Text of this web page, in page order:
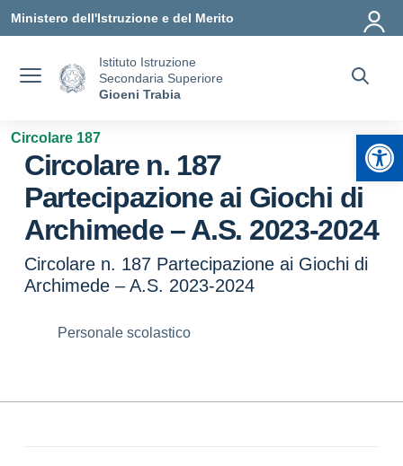
Ministero dell'Istruzione e del Merito
Istituto Istruzione
Secondaria Superiore
Gioeni Trabia
Circolare 187
Circolare n. 187
Partecipazione ai Giochi di
Archimede – A.S. 2023-2024
Circolare n. 187 Partecipazione ai Giochi di
Archimede – A.S. 2023-2024
Personale scolastico